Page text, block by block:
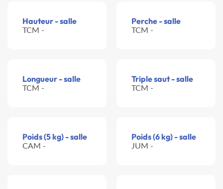
Hauteur - salle
TCM -
Perche - salle
TCM -
Longueur - salle
TCM -
Triple saut - salle
TCM -
Poids (5 kg) - salle
CAM -
Poids (6 kg) - salle
JUM -